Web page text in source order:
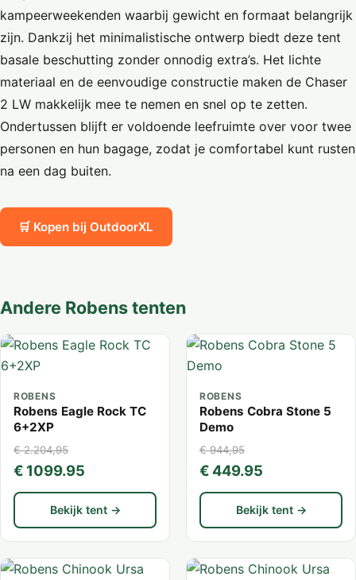
kampeerweekenden waarbij gewicht en formaat belangrijk
zijn. Dankzij het minimalistische ontwerp biedt deze tent
basale beschutting zonder onnodig extra’s. Het lichte
materiaal en de eenvoudige constructie maken de Chaser
2 LW makkelijk mee te nemen en snel op te zetten.
Ondertussen blijft er voldoende leefruimte over voor twee
personen en hun bagage, zodat je comfortabel kunt rusten
na een dag buiten.
🛒 Kopen bij OutdoorXL
Andere Robens tenten
ROBENS
Robens Eagle Rock TC
6+2XP
€ 2.204,95
€ 1099.95
Bekijk tent →
ROBENS
Robens Cobra Stone 5
Demo
€ 944,95
€ 449.95
Bekijk tent →